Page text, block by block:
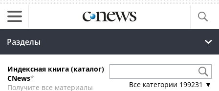
Разделы
Индексная книга (каталог)
CNews*
Получите все материалы
Все категории 199231 ▼